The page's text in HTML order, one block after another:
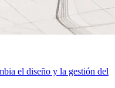
el diseño y la gestión del